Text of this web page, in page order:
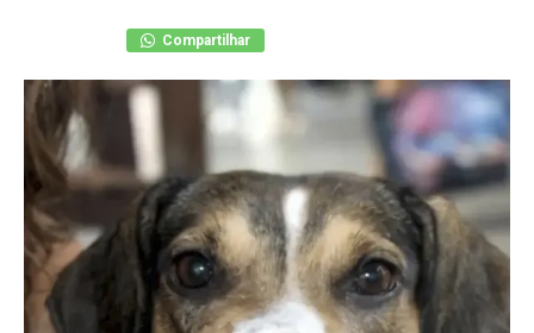
Compartilhar